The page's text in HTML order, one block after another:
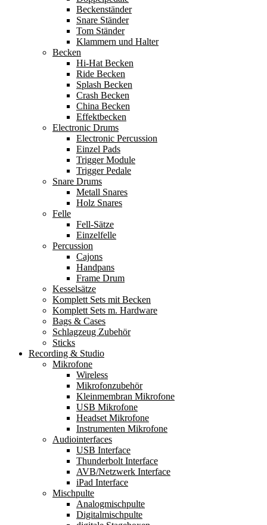
Beckenständer
Snare Ständer
Tom Ständer
Klammern und Halter
Becken
Hi-Hat Becken
Ride Becken
Splash Becken
Crash Becken
China Becken
Effektbecken
Electronic Drums
Electronic Percussion
Einzel Pads
Trigger Module
Trigger Pedale
Snare Drums
Metall Snares
Holz Snares
Felle
Fell-Sätze
Einzelfelle
Percussion
Cajons
Handpans
Frame Drum
Kesselsätze
Komplett Sets mit Becken
Komplett Sets m. Hardware
Bags & Cases
Schlagzeug Zubehör
Sticks
Recording & Studio
Mikrofone
Wireless
Mikrofonzubehör
Kleinmembran Mikrofone
USB Mikrofone
Headset Mikrofone
Instrumenten Mikrofone
Audiointerfaces
USB Interface
Thunderbolt Interface
AVB/Netzwerk Interface
iPad Interface
Mischpulte
Analogmischpulte
Digitalmischpulte